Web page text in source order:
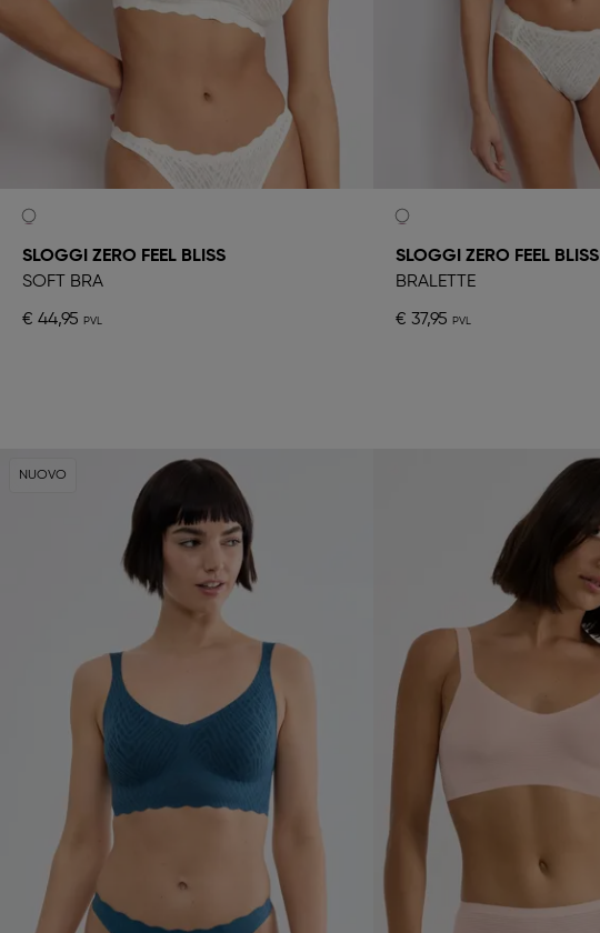
SLOGGI ZERO FEEL BLISS
SOFT BRA
€ 44,95
SLOGGI ZERO FEEL BLISS
BRALETTE
€ 37,95
NUOVO